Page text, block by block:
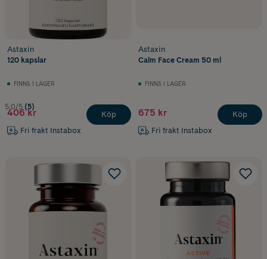
Astaxin
120 kapslar
FINNS I LAGER
5.0/5 (5)
406 kr
Fri frakt Instabox
Köp
Astaxin
Calm Face Cream 50 ml
FINNS I LAGER
675 kr
Fri frakt Instabox
Köp